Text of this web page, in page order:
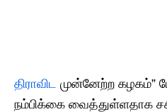
திராவிட முன்னேற்ற கழகம்”
நம்பிக்கை வைத்துள்ளதாக